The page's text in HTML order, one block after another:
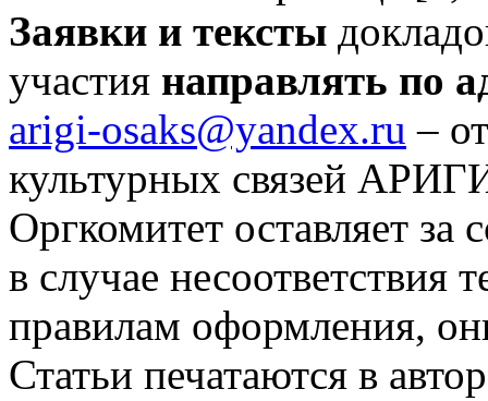
Заявки и тексты
участия направлять по
arigi-osaks@yandex.ru –
культурных связей
Оргкомитет оставляет за
в случае несоответствия
правилам оформления,
Статьи печатаются в